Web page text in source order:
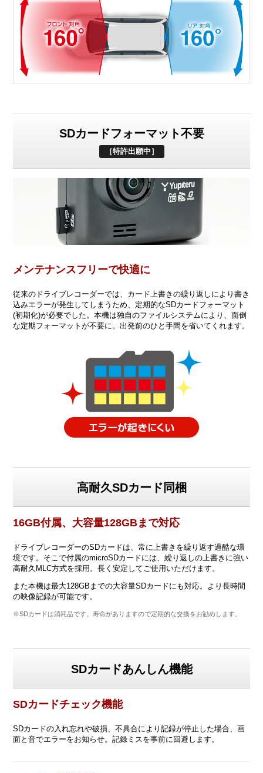
SDカードフォーマット不要
［特許出願中］
メンテナンスフリーで快適に
従来のドライブレコーダーでは、カード上書きの繰り返しにより書き
込みエラーが発生してしまうため、定期的なSDカードフォーマット
(初期化)が必要でした。本機は独自のファイルシステムにより、面倒
な定期フォーマットが不要に。出発前のひと手間を省いてくれます。
高耐久SDカード同梱
16GB付属、大容量128GBまで対応
ドライブレコーダーのSDカードは、常に上書きを繰り返す過酷な環
境です。そこで付属のmicroSDカードには、繰り返しの上書きに強い
高耐久MLC方式を採用。長く安定してご使用いただけます。
また本機は最大128GBまでの大容量SDカードにも対応。より長時間
の映像記録が可能です。
※SDカードは消耗品です。寿命がありますので定期的な交換をお勧めします。
SDカードあんしん機能
SDカードチェック機能
SDカードの入れ忘れや破損、不具合により記録が停止した場合、画
面と音でエラーをお知らせ。記録ミスを事前に回避します。